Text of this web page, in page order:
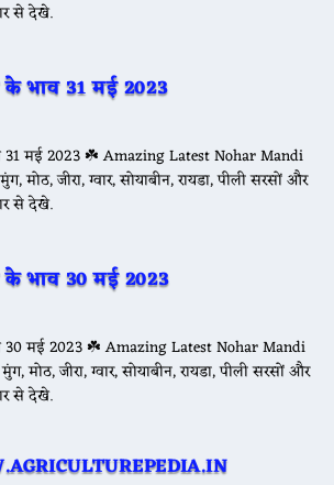
से देखे.
भाव 31 मई 2023
मई 2023 ☘️ Amazing Latest Nohar Mandi
मोठ, जीरा, ग्वार, सोयाबीन, रायडा, पीली सरसों और
से देखे.
भाव 30 मई 2023
मई 2023 ☘️ Amazing Latest Nohar Mandi
मोठ, जीरा, ग्वार, सोयाबीन, रायडा, पीली सरसों और
से देखे.